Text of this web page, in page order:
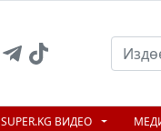
SUPER.KG ВИДЕО